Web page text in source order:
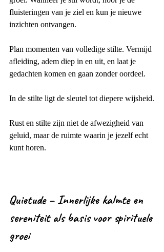
fluisteringen van je ziel en kun je nieuwe
inzichten ontvangen.
Plan momenten van volledige stilte. Vermijd
afleiding, adem diep in en uit, en laat je
gedachten komen en gaan zonder oordeel.
In de stilte ligt de sleutel tot diepere wijsheid.
Rust en stilte zijn niet de afwezigheid van
geluid, maar de ruimte waarin je jezelf echt
kunt horen.
Quietude – Innerlijke kalmte en
sereniteit als basis voor spirituele
groei